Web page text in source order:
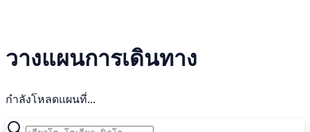
วางแผนการเดินทาง
กำลังโหลดแผนที่...